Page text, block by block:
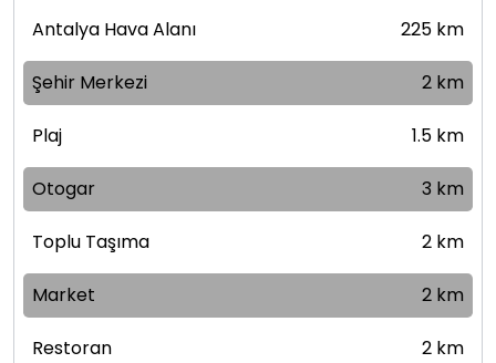
Antalya Hava Alanı 225 km
Şehir Merkezi 2 km
Plaj 1.5 km
Otogar 3 km
Toplu Taşıma 2 km
Market 2 km
Restoran 2 km